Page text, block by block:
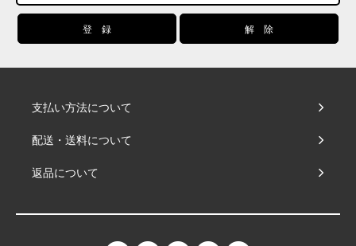
支払い方法について
配送・送料について
返品について